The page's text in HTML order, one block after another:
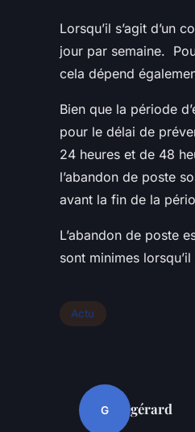
Lorsqu’il s’agit d’un
jour par semaine.
cela dépend
Bien que la période
pour le délai de
24 heures et de 48
l’abandon de poste
avant la fin de la
L’abandon de poste
sont minimes
Actu
G gérard